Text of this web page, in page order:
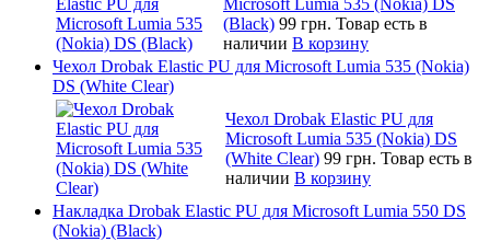
(Black) 99 грн. Товар есть в
наличии В корзину
Чехол Drobak Elastic PU для Microsoft Lumia 535 (Nokia)
DS (White Clear)
Чехол Drobak Elastic PU для
Microsoft Lumia 535 (Nokia) DS
(White Clear) 99 грн. Товар есть в
наличии В корзину
Накладка Drobak Elastic PU для Microsoft Lumia 550 DS
(Nokia) (Black)